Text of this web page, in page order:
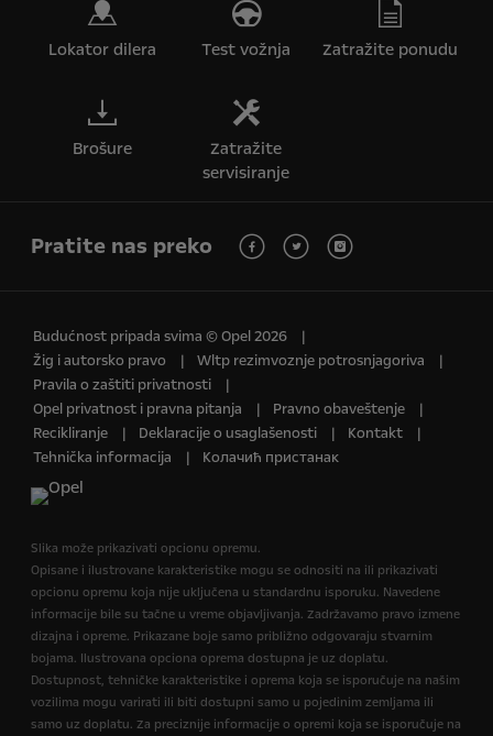
Lokator dilera Test vožnja Zatražite ponudu
Brošure
Zatražite
servisiranje
Pratite nas preko
Budućnost pripada svima © Opel 2026
Žig i autorsko pravo
Wltp rezimvoznje potrosnjagoriva
Pravila o zaštiti privatnosti
Opel privatnost i pravna pitanja
Pravno obaveštenje
Recikliranje
Deklaracije o usaglašenosti
Kontakt
Tehnička informacija
Колачић пристанак
Slika može prikazivati opcionu opremu.
Opisane i ilustrovane karakteristike mogu se odnositi na ili prikazivati
opcionu opremu koja nije uključena u standardnu isporuku. Navedene
informacije bile su tačne u vreme objavljivanja. Zadržavamo pravo izmene
dizajna i opreme. Prikazane boje samo približno odgovaraju stvarnim
bojama. Ilustrovana opciona oprema dostupna je uz doplatu.
Dostupnost, tehničke karakteristike i oprema koja se isporučuje na našim
vozilima mogu varirati ili biti dostupni samo u pojedinim zemljama ili
samo uz doplatu. Za preciznije informacije o opremi koja se isporučuje na